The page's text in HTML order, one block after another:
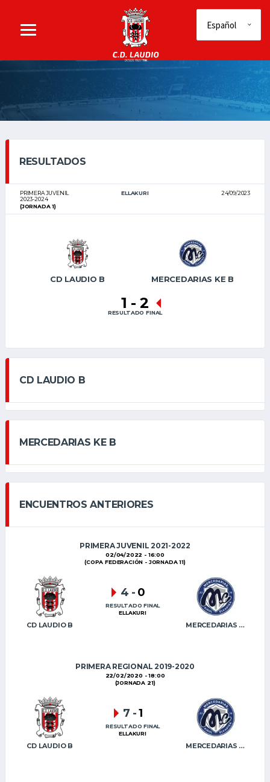
RESULTADOS
PRIMERA JUVENIL
2023-2024
ELLAKURI
24/09/2023
(JORNADA 1)
CD LAUDIO B MERCEDARIAS KE B
1 - 2
RESULTADO FINAL
CD LAUDIO B
MERCEDARIAS KE B
ENCUENTROS ANTERIORES
PRIMERA JUVENIL 2021-2022
02/04/2022 - 16:00
(COPA FEDERACIÓN - JORNADA 11)
CD LAUDIO B MERCEDARIAS KE B
4 - 0
RESULTADO FINAL
ELLAKURI
PRIMERA REGIONAL 2019-2020
22/02/2020 - 18:00
(JORNADA 21)
CD LAUDIO B MERCEDARIAS KE B
7 -1
RESULTADO FINAL
ELLAKURI